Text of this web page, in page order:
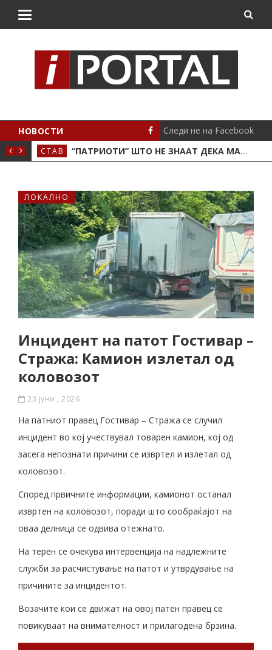
НОВОСТИ
ПАЛАНКА
СТАВ “ПАТРИОТИ” ШТО НЕ ЗНААТ ДЕКА МАКЕДОНСКОТО ЗНАМЕ ИМА 8 СОНЧЕВИ ЗРАЦИ
Следи не на Facebook
ЛОКАЛНО
Инцидент на патот Гостивар –
Стража: Камион излетал од
коловозот
23 јуни , 2026
На патниот правец Гостивар – Стража се случил
инцидент во кој учествувал товарен камион, кој од
засега непознати причини се извртел и излетал од
коловозот.
Според првичните информации, камионот останал
извртен на коловозот, поради што сообраќајот на
оваа делница се одвива отежнато.
На терен се очекува интервенција на надлежните
служби за расчистување на патот и утврдување на
причините за инцидентот.
Возачите кои се движат на овој патен правец се
повикуваат на внимателност и прилагодена брзина.